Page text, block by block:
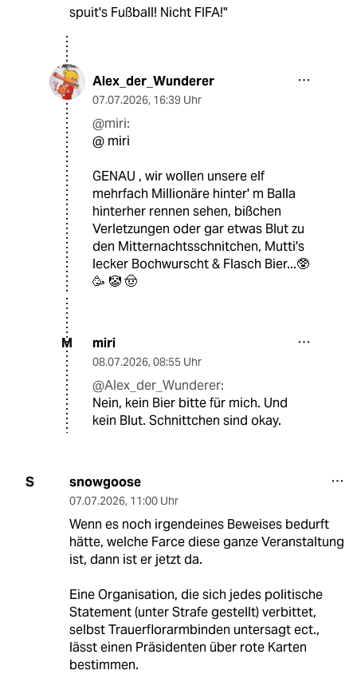
spuit's Fußball! Nicht FIFA!"
Alex_der_Wunderer
07.07.2026, 16:39 Uhr
@miri:
@ miri
GENAU , wir wollen unsere elf
mehrfach Millionäre hinter' m Balla
hinterher rennen sehen, bißchen
Verletzungen oder gar etwas Blut zu
den Mitternachtsschnitchen, Mutti's
lecker Bochwurscht & Flasch Bier...🥸
🥳 🤡 🤠
M miri
08.07.2026, 08:55 Uhr
@Alex_der_Wunderer:
Nein, kein Bier bitte für mich. Und
kein Blut. Schnittchen sind okay.
S snowgoose
07.07.2026, 11:00 Uhr
Wenn es noch irgendeines Beweises bedurft
hätte, welche Farce diese ganze Veranstaltung
ist, dann ist er jetzt da.
Eine Organisation, die sich jedes politische
Statement (unter Strafe gestellt) verbittet,
selbst Trauerflorarmbinden untersagt ect.,
lässt einen Präsidenten über rote Karten
bestimmen.